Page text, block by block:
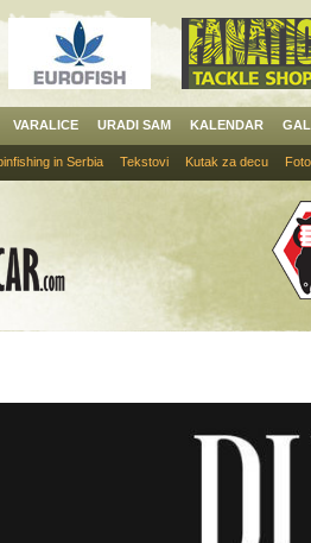
VARALICE URADI SAM KALENDAR
in Serbia Tekstovi Kutak za decu